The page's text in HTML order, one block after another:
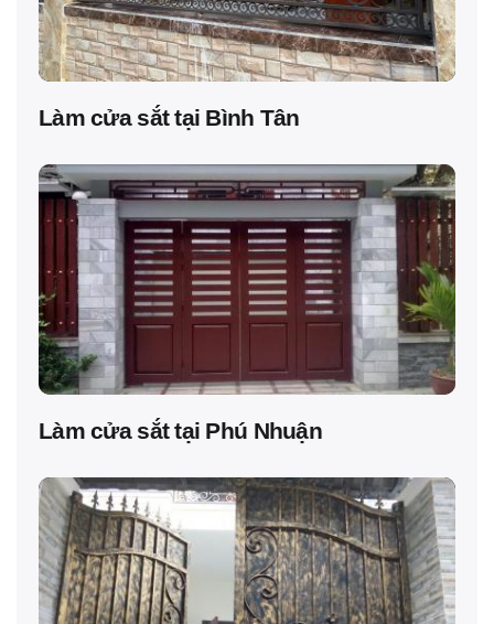
Làm cửa sắt tại Bình Tân
Làm cửa sắt tại Phú Nhuận